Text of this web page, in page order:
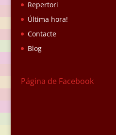
Repertori
Última hora!
Contacte
Blog
Página de Facebook